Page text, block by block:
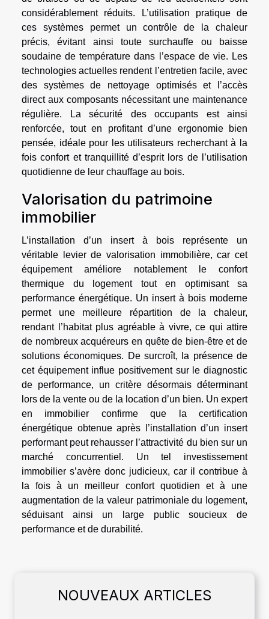
considérablement réduits. L’utilisation pratique de
ces systèmes permet un contrôle de la chaleur
précis, évitant ainsi toute surchauffe ou baisse
soudaine de température dans l’espace de vie. Les
technologies actuelles rendent l’entretien facile, avec
des systèmes de nettoyage optimisés et l’accès
direct aux composants nécessitant une maintenance
régulière. La sécurité des occupants est ainsi
renforcée, tout en profitant d’une ergonomie bien
pensée, idéale pour les utilisateurs recherchant à la
fois confort et tranquillité d’esprit lors de l’utilisation
quotidienne de leur chauffage au bois.
Valorisation du patrimoine
immobilier
L’installation d’un insert à bois représente un
véritable levier de valorisation immobilière, car cet
équipement améliore notablement le confort
thermique du logement tout en optimisant sa
performance énergétique. Un insert à bois moderne
permet une meilleure répartition de la chaleur,
rendant l’habitat plus agréable à vivre, ce qui attire
de nombreux acquéreurs en quête de bien-être et de
solutions économiques. De surcroît, la présence de
cet équipement influe positivement sur le diagnostic
de performance, un critère désormais déterminant
lors de la vente ou de la location d’un bien. Un expert
en immobilier confirme que la certification
énergétique obtenue après l’installation d’un insert
performant peut rehausser l’attractivité du bien sur un
marché concurrentiel. Un tel investissement
immobilier s’avère donc judicieux, car il contribue à
la fois à un meilleur confort quotidien et à une
augmentation de la valeur patrimoniale du logement,
séduisant ainsi un large public soucieux de
performance et de durabilité.
NOUVEAUX ARTICLES